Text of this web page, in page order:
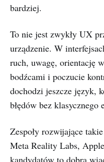
bardziej.
To nie jest zwykły UX
urządzenie. W
ruch, uwagę, orientację
bodźcami i poczucie
dochodzi jeszcze język,
błędów bez klasycznego
Zespoły rozwijające
Meta Reality Labs,
kandydatów to dobra